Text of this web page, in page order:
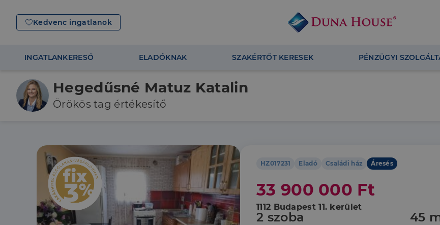
Kedvenc ingatlanok
INGATLANKERESŐ ELADÓKNAK SZAKÉRTŐT KERESEK PÉNZÜGYI
HZ017231 Eladó Családi ház Áresés
33 900 000 Ft
1112 Budapest 11. kerület
2 szoba 45
Hegedűsné Matuz Katalin
Örökös tag értékesítő